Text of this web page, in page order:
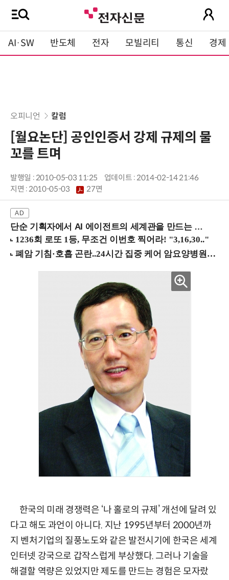
AI·SW 반도체 전자 모빌리티 통신 경제
오피니언 칼럼
[월요논단] 공인인증서 강제 규제의 물
꼬를 트며
발행일 : 2010-05-03 11:25
업데이트 : 2014-02-14 21:46
지면 :2010-05-03 27면
단순 기획자에서 AI 에이전트의 세계관을 만드는 지식 설계자로.. (8/20 강남역)
한국의 미래 경쟁력은 ‘나 홀로의 규제’ 개선에 달려 있
다고 해도 과언이 아니다. 지난 1995년부터 2000년까
지 벤처기업의 질풍노도와 같은 발전시기에 한국은 세계
인터넷 강국으로 갑작스럽게 부상했다. 그러나 기술을
해결할 역량은 있었지만 제도를 만드는 경험은 모자랐